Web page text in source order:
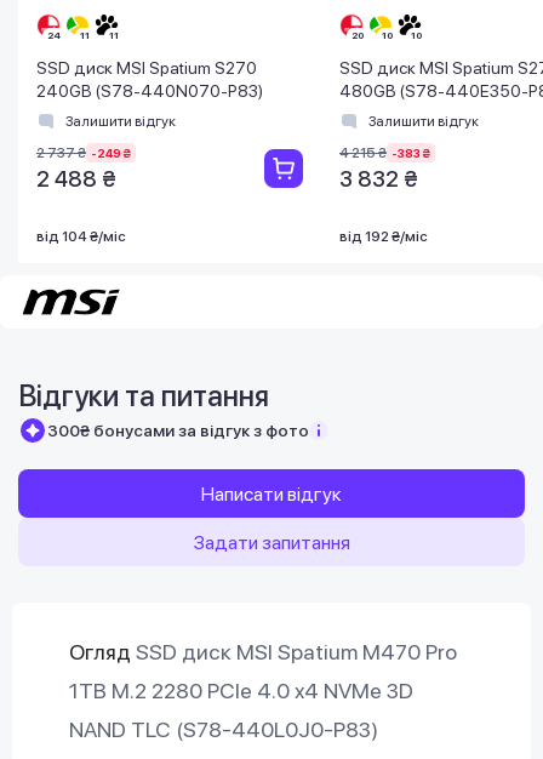
SSD диск MSI Spatium S270
240GB (S78-440N070-P83)
Залишити відгук
2 737 ₴ -249 ₴
2 488 ₴
від 104 ₴/міс
SSD диск MSI Spatium
480GB (S78-440E350-
Залишити відгук
4 215 ₴ -383 ₴
3 832 ₴
від 192 ₴/міс
Відгуки та питання
300₴ бонусами за відгук з фото
Написати відгук
Задати запитання
Огляд SSD диск MSI Spatium M470 Pro
1TB M.2 2280 PCIe 4.0 x4 NVMe 3D
NAND TLC (S78-440L0J0-P83)